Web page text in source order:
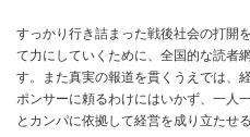
すっかり行き詰まった戦後社会の打開
て力にしていくために、全国的な読者
す。また真実の報道を貫くうえでは、
ポンサーに頼るわけにはいかず、一人
とカンパに依拠して経営を成り立たせ